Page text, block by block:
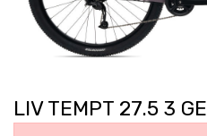
LIV TEMPT 27.5 3 GE